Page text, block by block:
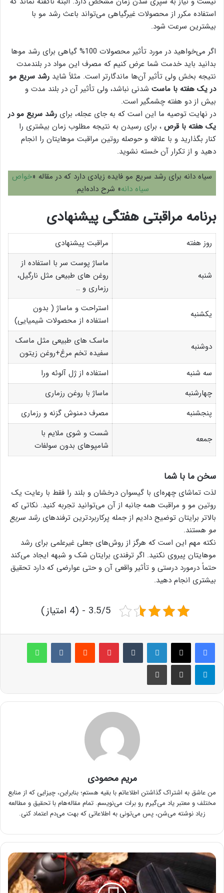
استفاده مکرر از محصولات غیرگیاهی می‌تواند باعث رشد مو با
بیشترین سرعت شود.
اگر می‌خواهید در مورد تأثیر محصولات 100% گیاهی برای رشد موها
بدانید باید خدمت شما عرض کنیم که مصرف این مواد در بلندمدت
نتیجه بخش ولی تأثیر آن‌ها ماندگارتر است. مثلاً شاید رشد سریع مو
در یک هفته با ماست شدنی نباشد، ولی تأثیر آن در بلند مدت و
بیش از دو هفته چشمگیر است.
در نهایت توصیه ما این است که به جای عجله، برای رشد سریع مو در
یک هفته با قرص ، برای رسیدن به نتیجه مطلوب زمان بیشتری را
کنار بگذارید و با علاقه و حوصله روتین مراقبت موهایتان را انجام
دهید و از تکرار آن خسته نشوید.
سیاه دانه برای رشد سریع مو فایده زیادی دارد که در مقاله «خواص
سیاه دانه» شرح داده‌ایم.
برنامه مراقبتی هفتگی پیشنهادی
روز هفته مراقبت پیشنهادی
شنبه
ماساژ پوست سر با استفاده از
روغن های طبیعی مثل نارگیل،
رزماری و ..
یکشنبه
استراحت و ماساژ ( بدون
استفاده از محصولات شیمیایی)
دوشنبه
ماسک های طبیعی مثل ماسک
سفیده تخم مرغ+روغن زیتون
سه شنبه
استفاده از ژل آلوئه ورا
چهارشنبه
ماساژ با روغن رزماری
پنجشنبه
مصرف دمنوش گزنه و رزماری
جمعه
شست و شوی ملایم با
شامپوهای بدون سولفات
سخن ما با شما
لذت تماشای چهره‌ای با گیسوان درخشان و بلند را فقط با رعایت یک
روتین مو و مراقبت همه جانبه از آن می‌توانید تجربه کنید. نکاتی که
بالاتر برایتان توضیح دادیم از جمله پرکاربردترین ترفندهای رشد سریع
مو هستند.
نکته مهم این است که هرگز از روش‌های جعلی غیرعلمی برای رشد
موهایتان پیروی نکنید. اگر ترفندی برایتان شک و شبهه ایجاد می‌کند
حتماً درمورد درستی و تأثیر واقعی آن و حتی عوارضی که دارد تحقیق
بیشتری انجام دهید.
3.5/5 - (4 امتیاز)
لینکدین ‫تامبلر پینترست‫رددیت ‫VKontakteواتس آپ
تلگرام اشتراک گذاری از طریق ایمیل چاپ
مریم محمودی
من عاشق به اشتراک گذاشتن اطلاعاتم با بقیه هستم؛ بنابراین، چیزایی که از منابع
مختلف و معتبر یاد می‌گیرم رو برات می‌نویسم. تمام مقاله‌هام با تحقیق و مطالعه
زیاد نوشته می‌شن، پس می‌تونی به اطلاعاتی که بهت می‌دم اعتماد کنی.
با
و